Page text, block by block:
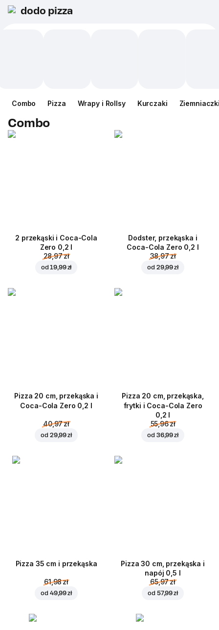
dodo pizza
Сombo Pizza Wrapy i Rollsy Kurczaki
Сombo
2 przekąski i Coca-Cola
Zero 0,2 l
28,97 zł
od19,99 zł
Dodster, przekąska i
Coca-Cola Zero 0,2 l
38,97 zł
od 29,99 zł
Pizza 20 cm, przekąska i
Coca-Cola Zero 0,2 l
40,97 zł
od 29,99 zł
Pizza 20 cm, przekąska,
frytki i Coca-Cola Zero
0,2 l
55,96 zł
od 36,99 zł
Pizza 35 cm i przekąska
61,98 zł
od 49,99 zł
Pizza 30 cm, przekąska i
napój 0,5 l
65,97 zł
od 57,99 zł